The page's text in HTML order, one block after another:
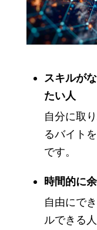
スキルが
たい人
自分に取
るバイト
です。
時間的に
自由にで
ルできる